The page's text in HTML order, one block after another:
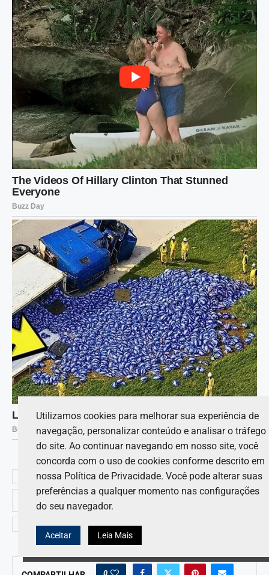
CHICAGO CHICAGOLAND SPEEDWAY
CHRISTOPHER BELL APPROACHING COMPLETE WRIST RECOVERY BUT
NOT THERE YET
NASCAR CUP
0
Utilizamos cookies para melhorar sua experiência de
navegação, personalizar conteúdo e analisar o tráfego
do site. Ao continuar navegando em nosso site, você
concorda com o uso de cookies conforme descrito em
nossa Política de Privacidade. Você pode alterar suas
preferências a qualquer momento nas configurações
do seu navegador.
Aceitar Leia Mais